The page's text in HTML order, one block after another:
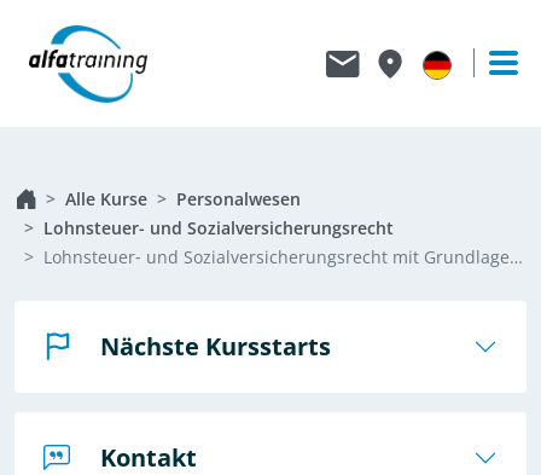
Alle Kurse
Personalwesen
Lohnsteuer- und Sozialversicherungsrecht
Lohnsteuer‑ und Sozialversicherungsrecht mit Grundlagen Personalwirtschaft, Arbeitsrecht und Eignungsdiagnostik
Nächste Kursstarts
Kontakt